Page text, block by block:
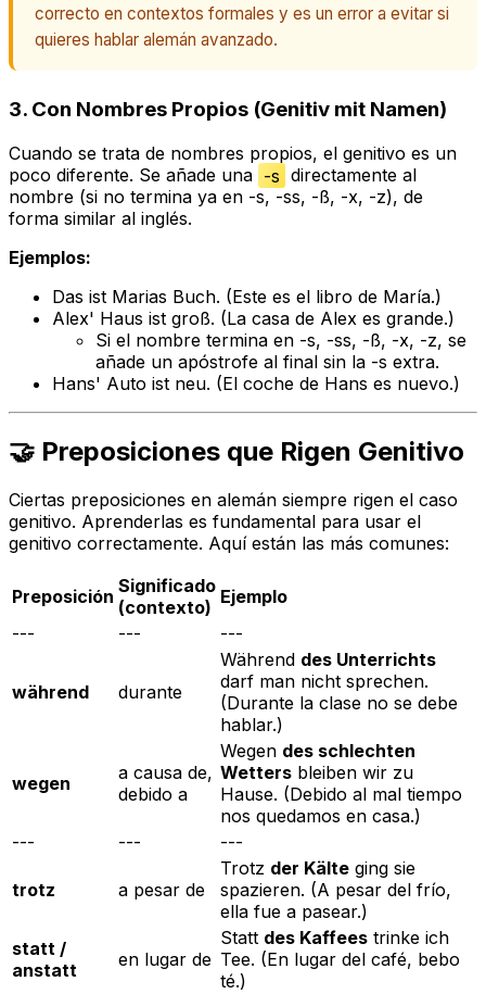
correcto en contextos formales y es un error a evitar si
quieres hablar alemán avanzado.
3. Con Nombres Propios (Genitiv mit Namen)
Cuando se trata de nombres propios, el genitivo es un
poco diferente. Se añade una -s directamente al
nombre (si no termina ya en -s, -ss, -ß, -x, -z), de
forma similar al inglés.
Ejemplos:
Das ist Marias Buch. (Este es el libro de María.)
Alex' Haus ist groß. (La casa de Alex es grande.)
Si el nombre termina en -s, -ss, -ß, -x, -z, se
añade un apóstrofe al final sin la -s extra.
Hans' Auto ist neu. (El coche de Hans es nuevo.)
🤝 Preposiciones que Rigen Genitivo
Ciertas preposiciones en alemán siempre rigen el caso
genitivo. Aprenderlas es fundamental para usar el
genitivo correctamente. Aquí están las más comunes:
Preposición Significado
(contexto) Ejemplo
---
--- ---
während durante
Während des Unterrichts
darf man nicht sprechen.
(Durante la clase no se debe
hablar.)
wegen
a causa de,
debido a
Wegen des schlechten
Wetters bleiben wir zu
Hause. (Debido al mal tiempo
nos quedamos en casa.)
---
--- ---
trotz a pesar de
Trotz der Kälte ging sie
spazieren. (A pesar del frío,
ella fue a pasear.)
statt /
anstatt
en lugar de
Statt des Kaffees trinke ich
Tee. (En lugar del café, bebo
té.)